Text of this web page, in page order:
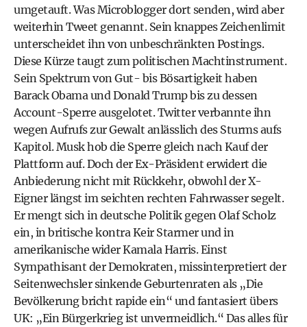
umgetauft. Was Microblogger dort senden, wird aber
weiterhin Tweet genannt. Sein knappes Zeichenlimit
unterscheidet ihn von unbeschränkten Postings.
Diese Kürze taugt zum politischen Machtinstrument.
Sein Spektrum von Gut- bis Bösartigkeit haben
Barack Obama und Donald Trump bis zu dessen
Account-Sperre ausgelotet. Twitter verbannte ihn
wegen Aufrufs zur Gewalt anlässlich des Sturms aufs
Kapitol. Musk hob die Sperre gleich nach Kauf der
Plattform auf. Doch der Ex-Präsident erwidert die
Anbiederung nicht mit Rückkehr, obwohl der X-
Eigner längst im seichten rechten Fahrwasser segelt.
Er mengt sich in deutsche Politik gegen Olaf Scholz
ein, in britische kontra Keir Starmer und in
amerikanische widerKamala Harris. Einst
Sympathisant der Demokraten, missinterpretiert der
Seitenwechsler sinkende Geburtenraten als „Die
Bevölkerung bricht rapide ein“ und fantasiert übers
UK: „Ein Bürgerkrieg ist unvermeidlich.“ Das alles für